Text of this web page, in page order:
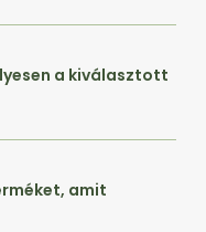
a kiválasztott
amit